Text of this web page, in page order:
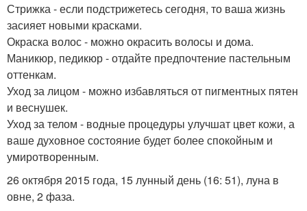
Стрижка - если подстрижетесь сегодня, то ваша жизнь
засияет новыми красками.
Окраска волос - можно окрасить волосы и дома.
Маникюр, педикюр - отдайте предпочтение пастельным
оттенкам.
Уход за лицом - можно избавляться от пигментных пятен
и веснушек.
Уход за телом - водные процедуры улучшат цвет кожи, а
ваше духовное состояние будет более спокойным и
умиротворенным.
26 октября 2015 года, 15 лунный день (16: 51), луна в
овне, 2 фаза.